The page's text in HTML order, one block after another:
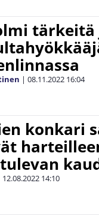
| 08.11.2022 16:04
konkari
tulevan
12.08.2022 14:10